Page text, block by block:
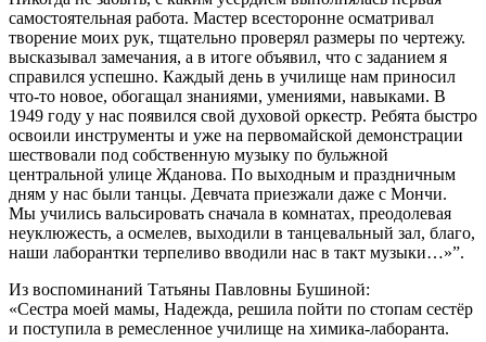
самостоятельная работа. Мастер всесторонне осматривал
творение моих рук, тщательно проверял размеры по чертежу.
высказывал замечания, а в итоге объявил, что с заданием я
справился успешно. Каждый день в училище нам приносил
что-то новое, обогащал знаниями, умениями, навыками. В
1949 году у нас появился свой духовой оркестр. Ребята быстро
освоили инструменты и уже на первомайской демонстрации
шествовали под собственную музыку по бульжной
центральной улице Жданова. По выходным и праздничным
дням у нас были танцы. Девчата приезжали даже с Мончи.
Мы учились вальсировать сначала в комнатах, преодолевая
неуклюжесть, а осмелев, выходили в танцевальный зал, благо,
наши лаборантки терпеливо вводили нас в такт музыки…»”.
Из воспоминаний Татьяны Павловны Бушиной:
«Сестра моей мамы, Надежда, решила пойти по стопам сестёр
и поступила в ремесленное училище на химика-лаборанта.